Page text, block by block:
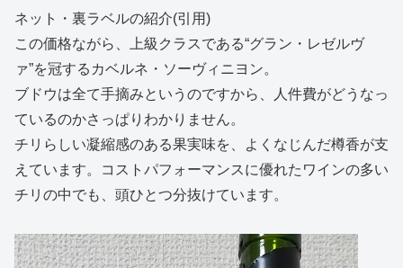
ネット・裏ラベルの紹介(引用)
この価格ながら、上級クラスである“グラン・レゼルヴ
ァ”を冠するカベルネ・ソーヴィニヨン。
ブドウは全て手摘みというのですから、人件費がどうなっ
ているのかさっぱりわかりません。
チリらしい凝縮感のある果実味を、よくなじんだ樽香が支
えています。コストパフォーマンスに優れたワインの多い
チリの中でも、頭ひとつ分抜けています。